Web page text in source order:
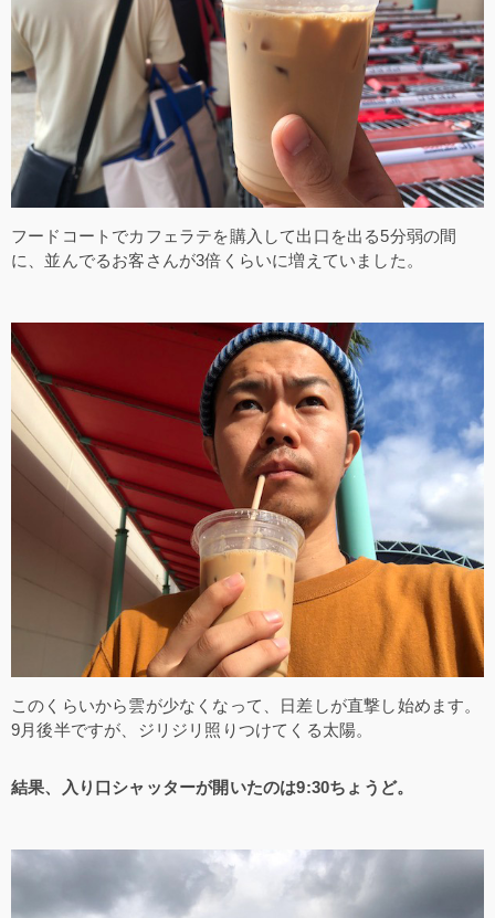
フードコートでカフェラテを購入して出口を出る5分弱の間
に、並んでるお客さんが3倍くらいに増えていました。
このくらいから雲が少なくなって、日差しが直撃し始めます。
9月後半ですが、ジリジリ照りつけてくる太陽。
結果、入り口シャッターが開いたのは9:30ちょうど。